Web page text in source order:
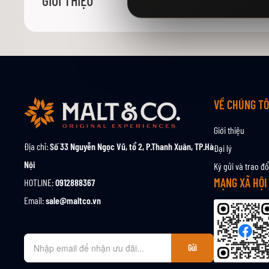
viện
ảnh
Địa chỉ:Số 33 Nguyễn Ngọc Vũ, tổ 2, P.Thanh Xuân, TP.Hà
Nội
HOTLINE:0912888367
Email:sale@maltco.vn
Đ
n
Gửi
VỀ CHÚNG
Giới thiệu
Đại lý
Ký gửi và trao
MẠNG XÃ HỘI